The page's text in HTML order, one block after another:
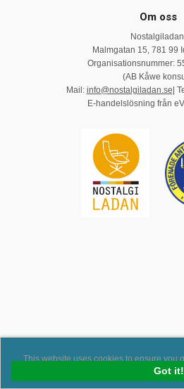
Got it!
This website uses cookies to ensure you
Om oss
Nostalgiladan
Malmgatan 15, 781 99
Organisationsnummer:
(AB Kåwe
Mail: info@nostalgiladan.se |
E-handelslösning från